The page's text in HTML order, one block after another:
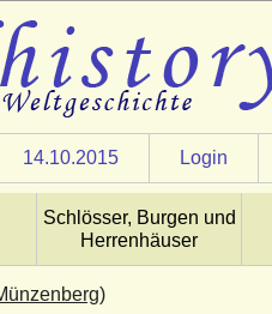
14.10.2015 Login
Schlösser, Burgen und
Herrenhäuser